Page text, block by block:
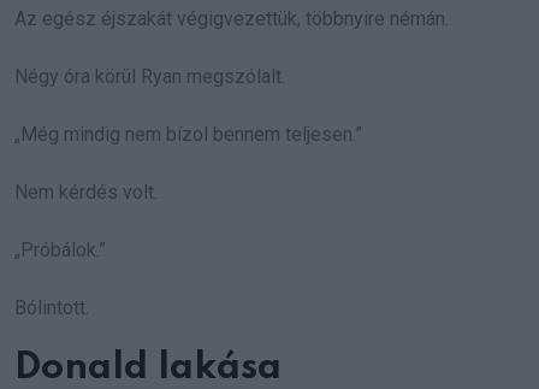
Az egész éjszakát végigvezettük, többnyire némán.
Négy óra körül Ryan megszólalt.
„Még mindig nem bízol bennem teljesen.”
Nem kérdés volt.
„Próbálok.”
Bólintott.
Donald lakása